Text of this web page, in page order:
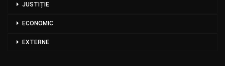
JUSTIȚIE
ECONOMIC
EXTERNE